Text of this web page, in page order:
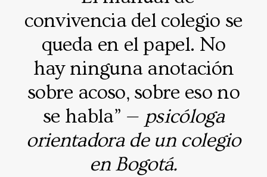
convivencia del colegio se
queda en el papel. No
hay ninguna anotación
sobre acoso, sobre eso no
se habla” — psicóloga
orientadora de un colegio
en Bogotá.